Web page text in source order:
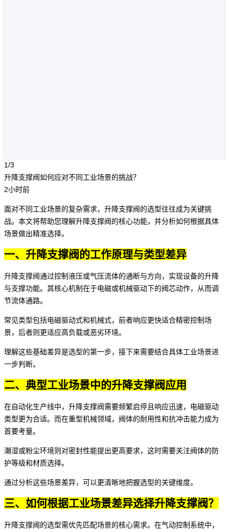
1/3
升降支撑阀如何应对不同工业场景的挑战？
2小时前
面对不同工业场景的复杂需求， 升降支撑阀的选型往往成为关键挑
战。本文将帮助您理解升降支撑阀的核心功能，并分析如何根据具体
场景做出精准选择。
一、升降支撑阀的工作原理与类型差异
升降支撑阀通过控制液压或气压流体的通断与方向，实现设备的升降
与支撑功能。其核心机制在于电磁或机械驱动下的阀芯动作，从而调
节流体通路。
常见类型包括电磁驱动式和机械式，前者响应更快适合精密控制场
景，后者则更适应高负载或恶劣环境。
理解这些基础差异是选型的第一步，接下来需要结合具体工业场景进
一步判断。
二、典型工业场景中的升降支撑阀应用
在自动化生产线中，升降支撑阀需要频繁启停且响应迅速，电磁驱动
类型更为合适。而在重型机械领域，阀体的耐用性和抗冲击能力成为
首要考量。
潮湿或粉尘环境则对密封性能提出更高要求，这时需要关注阀体的防
护等级和材质选择。
通过分析这些场景差异，可以更清晰地把握选型的关键维度。
三、如何根据工业场景差异选择升降支撑阀？
升降支撑阀的选型需优先匹配场景的核心需求。在气动控制系统中，